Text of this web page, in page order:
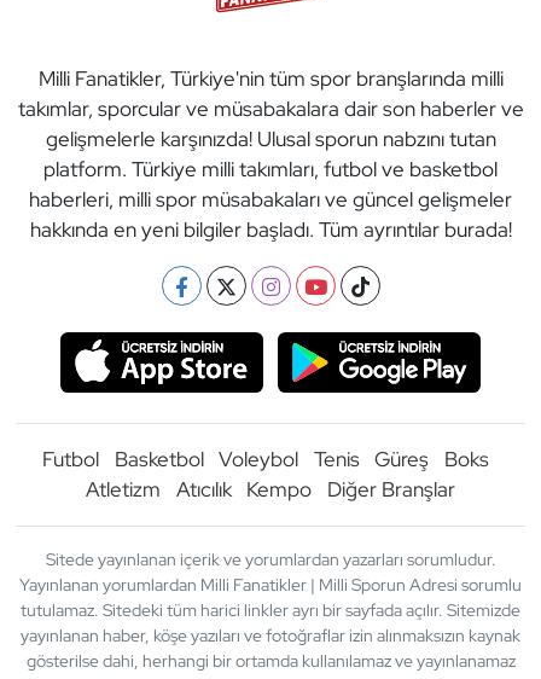
Milli Fanatikler, Türkiye'nin tüm spor branşlarında milli
takımlar, sporcular ve müsabakalara dair son haberler ve
gelişmelerle karşınızda! Ulusal sporun nabzını tutan
platform. Türkiye milli takımları, futbol ve basketbol
haberleri, milli spor müsabakaları ve güncel gelişmeler
hakkında en yeni bilgiler başladı. Tüm ayrıntılar burada!
Futbol Basketbol Voleybol Tenis Güreş
Boks
Atletizm
Atıcılık Kempo Diğer Branşlar
Sitede yayınlanan içerik ve yorumlardan yazarları sorumludur.
Yayınlanan yorumlardan Milli Fanatikler | Milli Sporun Adresi sorumlu
tutulamaz. Sitedeki tüm harici linkler ayrı bir sayfada açılır. Sitemizde
yayınlanan haber, köşe yazıları ve fotoğraflar izin alınmaksızın kaynak
gösterilse dahi, herhangi bir ortamda kullanılamaz ve yayınlanamaz